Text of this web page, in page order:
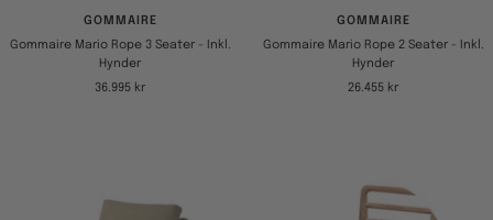
GOMMAIRE
Gommaire Mario Rope 3 Seater - Inkl.
Hynder
Tilbudspris
36.995 kr
GOMMAIRE
Gommaire Mario Rope 2 Seater - Inkl.
Hynder
Tilbudspris
26.455 kr